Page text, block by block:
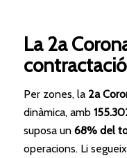
La 2a
contractació
Per zones, la 2a
dinàmica, amb
suposa un 68% del
operacions. Li